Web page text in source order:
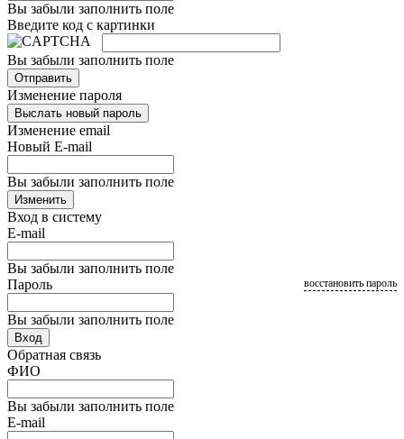
Вы забыли заполнить поле
Введите код с картинки
Вы забыли заполнить поле
Отправить
Изменение пароля
Выслать новый пароль
Изменение email
Новый E-mail
Вы забыли заполнить поле
Изменить
Вход в систему
E-mail
Вы забыли заполнить поле
Пароль
Вы забыли заполнить поле
восстановить пароль
Вход
Обратная связь
ФИО
Вы забыли заполнить поле
E-mail